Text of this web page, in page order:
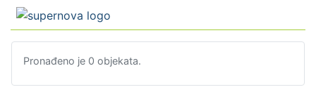
Pronađeno je 0 objekata.